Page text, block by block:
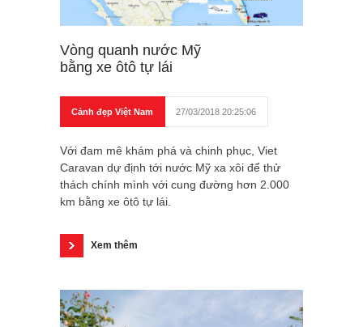
Vòng quanh nước Mỹ
bằng xe ôtô tự lái
Cảnh đẹp Việt Nam 27/03/2018 20:25:06
Với đam mê khám phá và chinh phục, Viet
Caravan dự định tới nước Mỹ xa xôi để thử
thách chính mình với cung đường hơn 2.000
km bằng xe ôtô tự lái.
Xem thêm